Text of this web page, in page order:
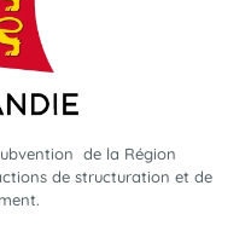
de la Région
de structuration et de